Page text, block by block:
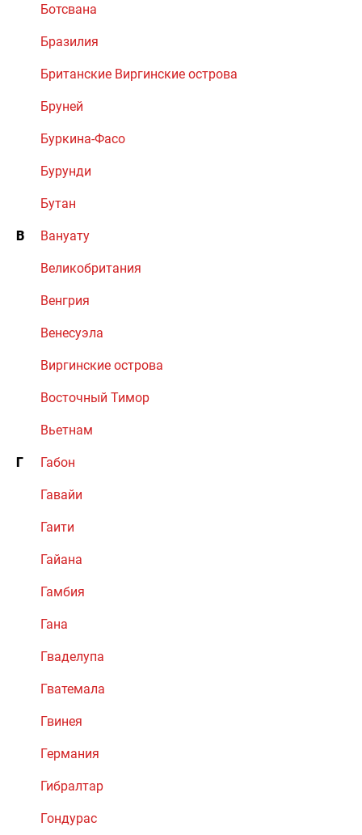
Ботсвана
Бразилия
Британские Виргинские острова
Бруней
Буркина-Фасо
Бурунди
Бутан
В Вануату
Великобритания
Венгрия
Венесуэла
Виргинские острова
Восточный Тимор
Вьетнам
Г Габон
Гавайи
Гаити
Гайана
Гамбия
Гана
Гваделупа
Гватемала
Гвинея
Германия
Гибралтар
Гондурас